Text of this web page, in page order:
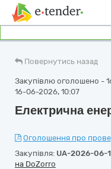
Повернутись назад
Закупівлю оголошено -
16-06-2026, 10:07
Електрична
Оголошення про
Закупівля: UA-2026-06-
на DoZorro